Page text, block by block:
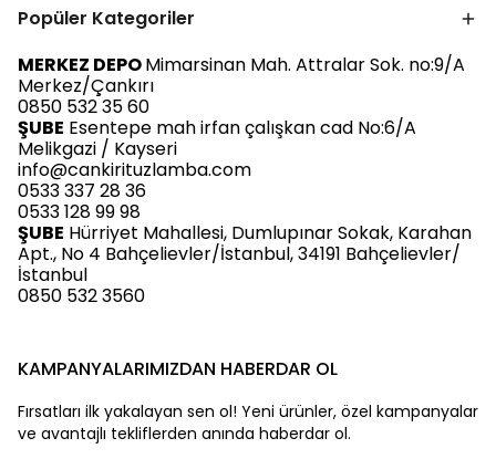
Popüler Kategoriler
MERKEZ DEPOMimarsinan Mah. Attralar Sok. no:9/A
Merkez/Çankırı
0850 532 35 60
ŞUBE Esentepe mah irfan çalışkan cad No:6/A
Melikgazi / Kayseri
info@cankirituzlamba.com
0533 337 28 36
0533 128 99 98
ŞUBE Hürriyet Mahallesi, Dumlupınar Sokak, Karahan
Apt., No 4 Bahçelievler/İstanbul, 34191 Bahçelievler/
İstanbul
0850 532 3560
KAMPANYALARIMIZDAN HABERDAR OL
Fırsatları ilk yakalayan sen ol! Yeni ürünler, özel kampanyalar
ve avantajlı tekliflerden anında haberdar ol.